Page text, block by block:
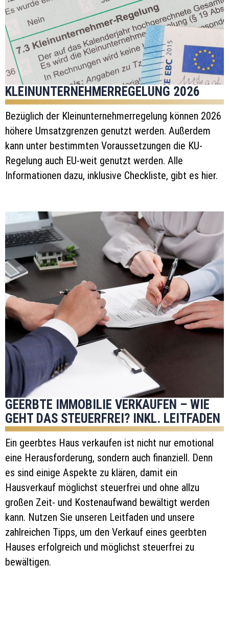
KLEINUNTERNEHMERREGELUNG 2026
Bezüglich der Kleinunternehmerregelung können 2026
höhere Umsatzgrenzen genutzt werden. Außerdem
kann unter bestimmten Voraussetzungen die KU-
Regelung auch EU-weit genutzt werden. Alle
Informationen dazu, inklusive Checkliste, gibt es hier.
GEERBTE IMMOBILIE VERKAUFEN – WIE
GEHT DAS STEUERFREI? INKL. LEITFADEN
Ein geerbtes Haus verkaufen ist nicht nur emotional
eine Herausforderung, sondern auch finanziell. Denn
es sind einige Aspekte zu klären, damit ein
Hausverkauf möglichst steuerfrei und ohne allzu
großen Zeit- und Kostenaufwand bewältigt werden
kann. Nutzen Sie unseren Leitfaden und unsere
zahlreichen Tipps, um den Verkauf eines geerbten
Hauses erfolgreich und möglichst steuerfrei zu
bewältigen.